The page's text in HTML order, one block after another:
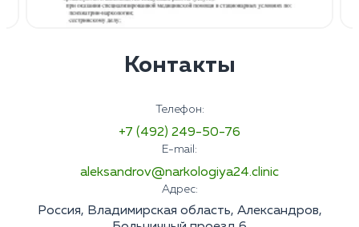
Контакты
Телефон:
+7 (492) 249-50-76
E-mail:
aleksandrov@narkologiya24.clinic
Адрес:
Россия, Владимирская область, Александров,